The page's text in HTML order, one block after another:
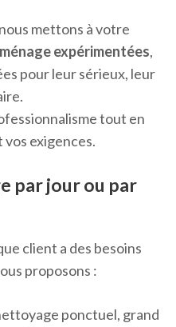
mettons à votre
expérimentées,
pour leur sérieux, leur
tout en
exigences.
par jour ou par
client a des besoins
proposons :
ponctuel, grand